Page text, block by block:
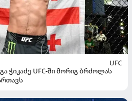
UFC
ჭიკაძე UFC-ში მორიგ ბრძოლას